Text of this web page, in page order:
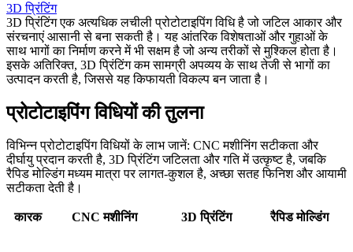
3D प्रिंटिंग
3D प्रिंटिंग एक अत्यधिक लचीली प्रोटोटाइपिंग विधि है जो जटिल आकार और
संरचनाएं आसानी से बना सकती है। यह आंतरिक विशेषताओं और गुहाओं के
साथ भागों का निर्माण करने में भी सक्षम है जो अन्य तरीकों से मुश्किल होता है।
इसके अतिरिक्त, 3D प्रिंटिंग कम सामग्री अपव्यय के साथ तेजी से भागों का
उत्पादन करती है, जिससे यह किफायती विकल्प बन जाता है।
प्रोटोटाइपिंग विधियों की तुलना
विभिन्न प्रोटोटाइपिंग विधियों के लाभ जानें: CNC मशीनिंग सटीकता और
दीर्घायु प्रदान करती है, 3D प्रिंटिंग जटिलता और गति में उत्कृष्ट है, जबकि
रैपिड मोल्डिंग मध्यम मात्रा पर लागत-कुशल है, अच्छा सतह फिनिश और आयामी
सटीकता देती है।
कारक CNC मशीनिंग 3D प्रिंटिंग रैपिड मोल्डिंग